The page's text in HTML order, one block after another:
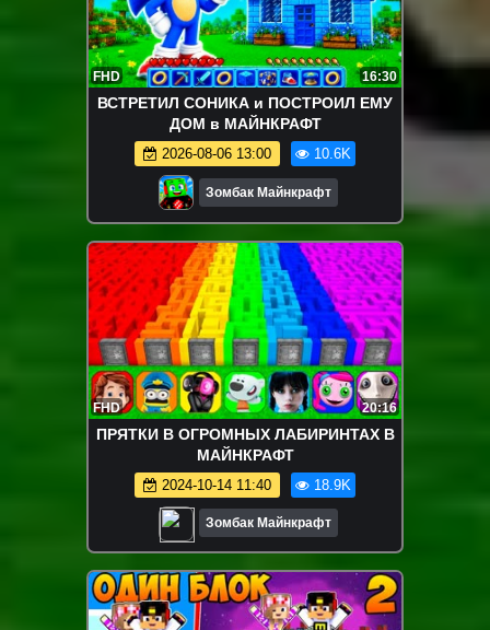
FHD 16:30
ВСТРЕТИЛ СОНИКА и ПОСТРОИЛ ЕМУ
ДОМ в МАЙНКРАФТ
2026-08-06 13:00 10.6K
Зомбак Майнкрафт
FHD 20:16
ПРЯТКИ В ОГРОМНЫХ ЛАБИРИНТАХ В
МАЙНКРАФТ
2024-10-14 11:40 18.9K
Зомбак Майнкрафт